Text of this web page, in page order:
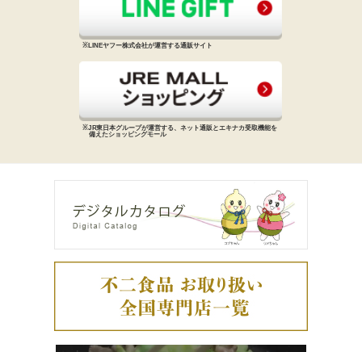
※LINEヤフー株式会社が運営する通販サイト
※JR東日本グループが運営する、 ネット通販とエキナカ受取機能を
備えたショッピングモール